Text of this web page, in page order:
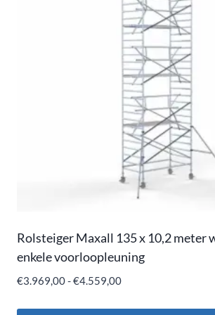
Rolsteiger Maxall 135 x 10,2 meter
enkele voorloopleuning
€3.969,00-€4.559,00